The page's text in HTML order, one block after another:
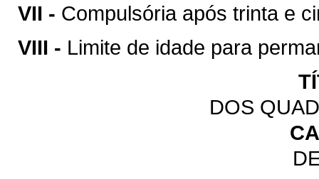
VII - Compulsória após trinta e
VIII - Limite de idade para
DOS